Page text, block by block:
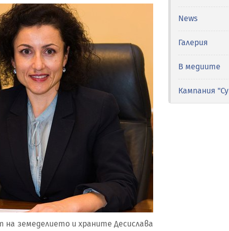
на земеделието и храните Десислава
News
Галерия
В медиите
Кампания